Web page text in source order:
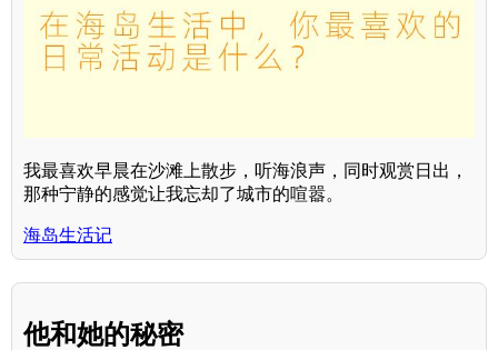
我最喜欢早晨在沙滩上散步，听海浪声，同时观赏日出，
那种宁静的感觉让我忘却了城市的喧嚣。
海岛生活记
他和她的秘密